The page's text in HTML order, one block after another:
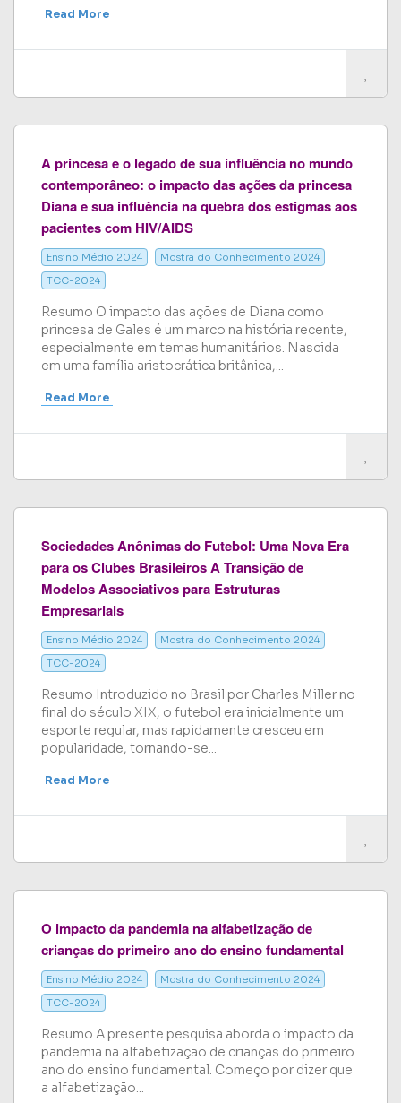
Read More
A princesa e o legado de sua influência no mundo
contemporâneo: o impacto das ações da princesa
Diana e sua influência na quebra dos estigmas aos
pacientes com HIV/AIDS
Ensino Médio 2024
Mostra do Conhecimento 2024
TCC-2024
Resumo O impacto das ações de Diana como
princesa de Gales é um marco na história recente,
especialmente em temas humanitários. Nascida
em uma família aristocrática britânica,...
Read More
Sociedades Anônimas do Futebol: Uma Nova Era
para os Clubes Brasileiros A Transição de
Modelos Associativos para Estruturas
Empresariais
Ensino Médio 2024
Mostra do Conhecimento 2024
TCC-2024
Resumo Introduzido no Brasil por Charles Miller no
final do século XIX, o futebol era inicialmente um
esporte regular, mas rapidamente cresceu em
popularidade, tornando-se...
Read More
O impacto da pandemia na alfabetização de
crianças do primeiro ano do ensino fundamental
Ensino Médio 2024
Mostra do Conhecimento 2024
TCC-2024
Resumo A presente pesquisa aborda o impacto da
pandemia na alfabetização de crianças do primeiro
ano do ensino fundamental. Começo por dizer que
a alfabetização...